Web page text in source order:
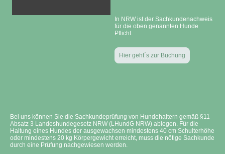
In NRW ist der Sachkundenachweis
für die oben genannten Hunde
Pflicht.
Hier geht´s zur Buchung
Bei uns können Sie die Sachkundeprüfung von Hundehaltern gemäß §11
Absatz 3 Landeshundegesetz NRW (LHundG NRW) ablegen. Für die
Haltung eines Hundes der ausgewachsen mindestens 40 cm Schulterhöhe
oder mindestens 20 kg Körpergewicht erreicht, muss die nötige Sachkunde
durch eine Prüfung nachgewiesen werden.